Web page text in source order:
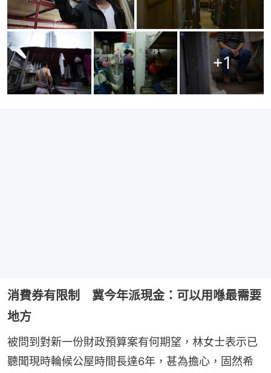
+1
消費券有限制 冀今年派現金：可以用喺最需要
地方
被問到對新一份財政預算案有何期望，林女士表示已
聽聞現時輪候公屋時間長達6年，甚為擔心，固然希